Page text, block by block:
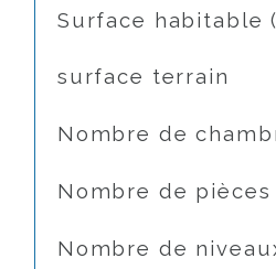
Surface habitable
surface terrain
Nombre de
Nombre de pièces
Nombre de